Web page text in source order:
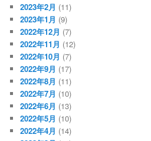
2023年2月 (11)
2023年1月 (9)
2022年12月 (7)
2022年11月 (12)
2022年10月 (7)
2022年9月 (17)
2022年8月 (11)
2022年7月 (10)
2022年6月 (13)
2022年5月 (10)
2022年4月 (14)